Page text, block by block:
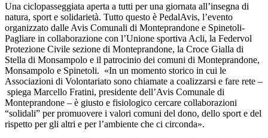
Una ciclopasseggiata aperta a tutti per una giornata all’insegna di
natura, sport e solidarietà. Tutto questo è PedalAvis, l’evento
organizzato dalle Avis Comunali di Monteprandone e Spinetoli-
Pagliare in collaborazione con l’Unione sportiva Acli, la Federvol
Protezione Civile sezione di Monteprandone, la Croce Gialla di
Stella di Monsampolo e il patrocinio dei comuni di Monteprandone,
Monsampolo e Spinetoli. «In un momento storico in cui le
Associazioni di Volontariato sono chiamate a coalizzarsi e fare rete –
spiega Marcello Fratini, presidente dell’Avis Comunale di
Monteprandone – è giusto e fisiologico cercare collaborazioni
“solidali” per promuovere i valori comuni del dono, dello sport e del
rispetto per gli altri e per l’ambiente che ci circonda».